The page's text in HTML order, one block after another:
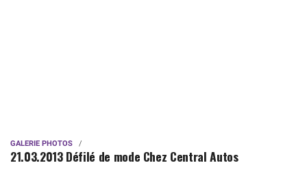
GALERIE PHOTOS
21.03.2013 Défilé de mode Chez Central Autos